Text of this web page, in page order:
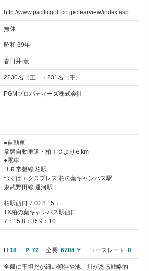
http://www.pacificgolf.co.jp/clearview/index.asp
無休
昭和 39年
春日井 薫
2230名（正）・231名（平）
PGMプロパティーズ株式会社
●自動車
常磐自動車道・柏ＩＣより６km
●電車
ＪＲ常磐線 柏駅
つくばエクスプレス 柏の葉キャンパス駅
東武野田線 運河駅
柏駅西口 7:00 8:15・
TX柏の葉キャンパス駅西口
7：15 8：35 9：10
H 18 Ｐ 72 全長: 6704 Ｙ コースレート: 0
全般に平坦だが細い傾斜や池、川がある戦略的